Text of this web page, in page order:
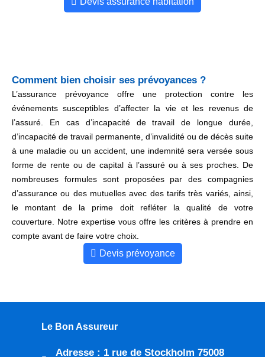
Comment bien choisir ses prévoyances ?
L’assurance prévoyance offre une protection contre les
événements susceptibles d’affecter la vie et les revenus de
l’assuré. En cas d’incapacité de travail de longue durée,
d’incapacité de travail permanente, d’invalidité ou de décès suite
à une maladie ou un accident, une indemnité sera versée sous
forme de rente ou de capital à l’assuré ou à ses proches. De
nombreuses formules sont proposées par des compagnies
d’assurance ou des mutuelles avec des tarifs très variés, ainsi,
le montant de la prime doit refléter la qualité de votre
couverture. Notre expertise vous offre les critères à prendre en
compte avant de faire votre choix.
Devis prévoyance
Le Bon Assureur
Adresse : 1 rue de Stockholm 75008